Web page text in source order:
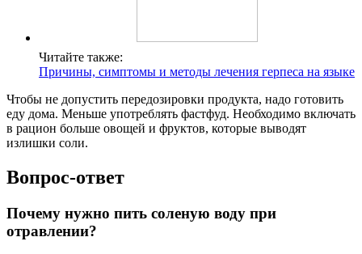
Читайте также:
Причины, симптомы и методы лечения герпеса на языке
Чтобы не допустить передозировки продукта, надо готовить
еду дома. Меньше употреблять фастфуд. Необходимо включать
в рацион больше овощей и фруктов, которые выводят
излишки соли.
Вопрос-ответ
Почему нужно пить соленую воду при
отравлении?